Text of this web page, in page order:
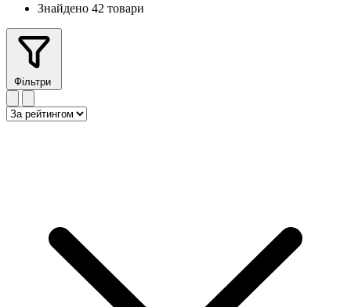
Знайдено 42 товари
Фільтри